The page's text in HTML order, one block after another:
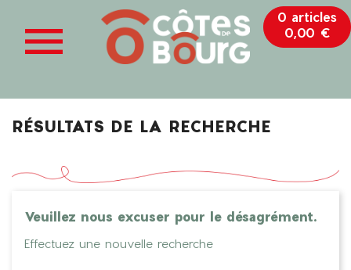

0 articles
0,00 €
RÉSULTATS DE LA RECHERCHE
Veuillez nous excuser pour le désagrément.
Effectuez une nouvelle recherche